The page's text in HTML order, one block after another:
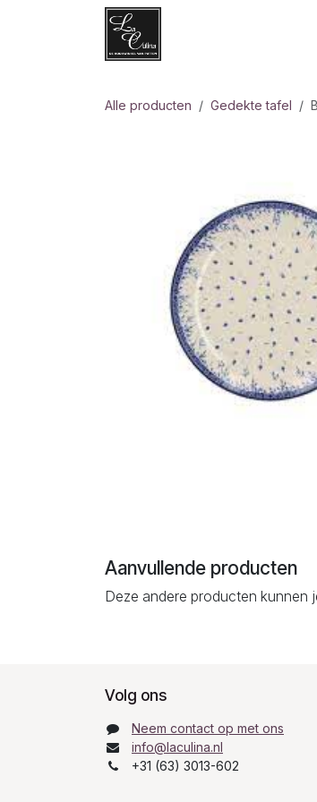
Overslaan naar inhoud
Alle producten Gedekte tafel
Aanvullende producten
Deze andere producten kunnen
Volg ons
Neem contact op met ons
info@laculina.nl
+31 (63) 3013-602